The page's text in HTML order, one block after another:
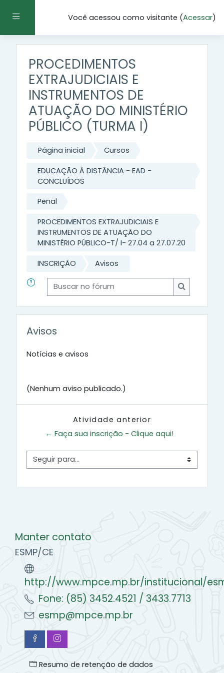
Painel lateral Você acessou como visitante (Acessar)
PROCEDIMENTOS
EXTRAJUDICIAIS E
INSTRUMENTOS DE
ATUAÇÃO DO MINISTÉRIO
PÚBLICO (TURMA I)
Página inicial Cursos
EDUCAÇÃO À DISTÂNCIA - EAD -
CONCLUÍDOS
Penal
PROCEDIMENTOS EXTRAJUDICIAIS E
INSTRUMENTOS DE ATUAÇÃO DO
MINISTÉRIO PÚBLICO-T/ I- 27.04 a 27.07.20
INSCRIÇÃO
Avisos
Buscar no fórum
Buscar no
Avisos
Notícias e avisos
(Nenhum aviso publicado.)
Atividade anterior
← Faça sua inscrição - Clique aqui!
Seguir para...
Manter contato
ESMP/CE
http://www.mpce.mp.br/institucional/
Fone: (85) 3452.4521 / 3433.7713
esmp@mpce.mp.br
Resumo de retenção de dados